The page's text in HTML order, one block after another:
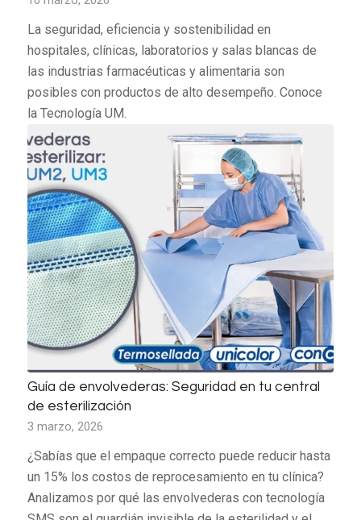
La seguridad, eficiencia y sostenibilidad en
hospitales, clínicas, laboratorios y salas blancas de
las industrias farmacéuticas y alimentaria son
posibles con productos de alto desempeño. Conoce
la Tecnología UM.
Guía de envolvederas: Seguridad en tu central
de esterilización
3 marzo, 2026
¿Sabías que el empaque correcto puede reducir hasta
un 15% los costos de reprocesamiento en tu clínica?
Analizamos por qué las envolvederas con tecnología